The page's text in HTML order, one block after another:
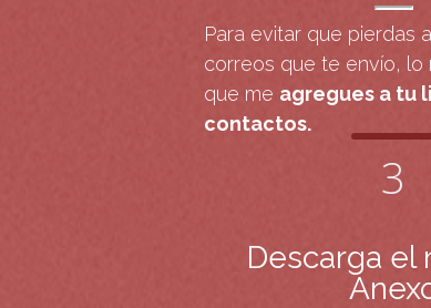
Para evitar que pierdas
correos que te envío, lo
que me agregues a tu
contactos.
3
Descarga el